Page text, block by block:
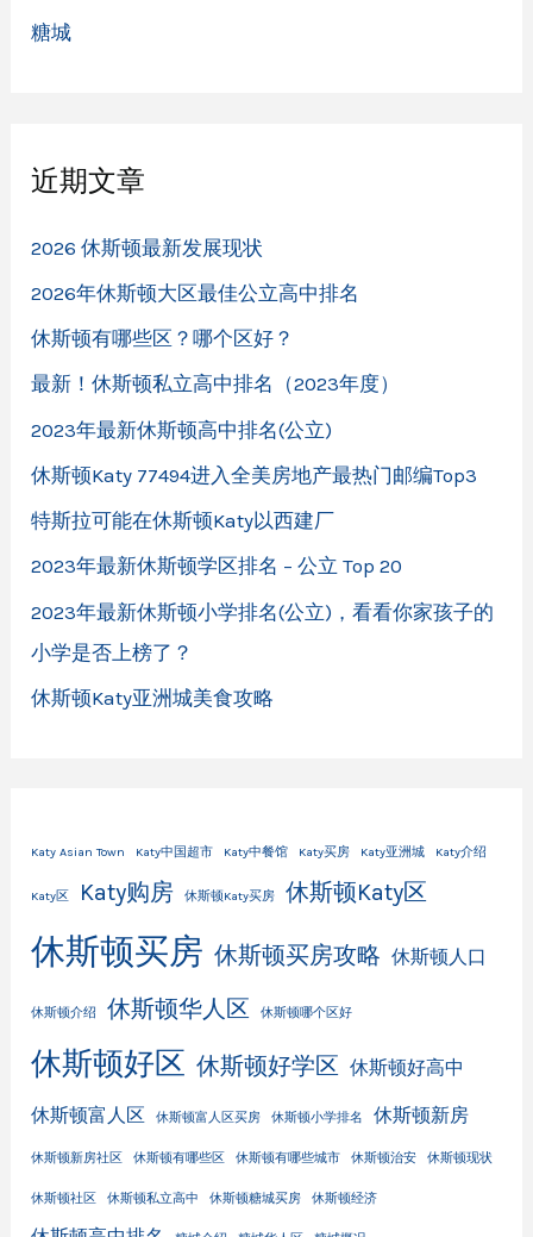
糖城
近期文章
2026 休斯顿最新发展现状
2026年休斯顿大区最佳公立高中排名
休斯顿有哪些区？哪个区好？
最新！休斯顿私立高中排名（2023年度）
2023年最新休斯顿高中排名(公立)
休斯顿Katy 77494进入全美房地产最热门邮编Top3
特斯拉可能在休斯顿Katy以西建厂
2023年最新休斯顿学区排名 – 公立 Top 20
2023年最新休斯顿小学排名(公立)，看看你家孩子的
小学是否上榜了？
休斯顿Katy亚洲城美食攻略
Katy Asian Town Katy中国超市 Katy中餐馆 Katy买房 Katy亚洲城 Katy介绍
Katy区 Katy购房 休斯顿Katy买房 休斯顿Katy区
休斯顿买房 休斯顿买房攻略 休斯顿人口
休斯顿介绍 休斯顿华人区 休斯顿哪个区好
休斯顿好区 休斯顿好学区 休斯顿好高中
休斯顿富人区 休斯顿富人区买房 休斯顿小学排名 休斯顿新房
休斯顿新房社区 休斯顿有哪些区 休斯顿有哪些城市 休斯顿治安 休斯顿现状
休斯顿社区 休斯顿私立高中 休斯顿糖城买房 休斯顿经济